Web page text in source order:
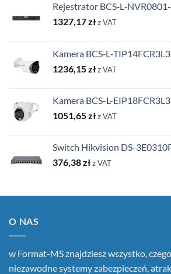
Rejestrator
1327,17złz VAT
Kamera
1236,15złz VAT
Kamera BCS-L-EIP18FCR3L3
1051,65złz VAT
Switch Hikvision DS-
376,38złz VAT
O NAS
w Format-MS znajdziesz wszystko,
niezawodne systemy zabezpieczeń,